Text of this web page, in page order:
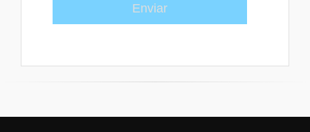
capacitación, en cualquier
cuotas de inscripción serán